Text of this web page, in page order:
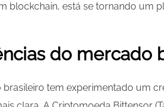
blockchain, está se tornando um
do mercado
brasileiro tem experimentado um